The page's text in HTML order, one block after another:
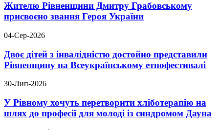
Жителю Рівненщини Дмитру Грабовському
присвоєно звання Героя України
04-Сер-2026
Двоє дітей з інвалідністю достойно представили
Рівненщину на Всеукраїнському етнофестивалі
30-Лип-2026
У Рівному хочуть перетворити хліботерапію на
шлях до професії для молоді із синдромом Дауна